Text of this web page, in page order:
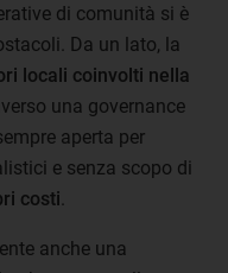
di comunità si è
Da un lato, la
locali coinvolti nella
una governance
aperta per
e senza scopo di
costi
anche una